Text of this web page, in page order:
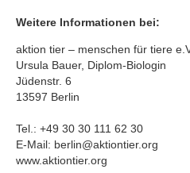
Weitere Informationen bei:
aktion tier – menschen für tiere
Ursula Bauer, Diplom-Biologin
Jüdenstr. 6
13597 Berlin
Tel.: +49 30 30 111 62 30
E-Mail: berlin@aktiontier.org
www.aktiontier.org